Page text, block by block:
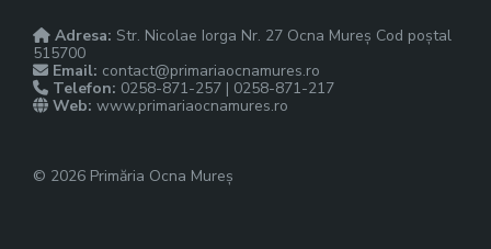
Adresa: Str. Nicolae Iorga Nr. 27 Ocna Mureș Cod poștal
515700
Email: contact@primariaocnamures.ro
Telefon: 0258-871-257 | 0258-871-217
Web: www.primariaocnamures.ro
© 2026 Primăria Ocna Mureș